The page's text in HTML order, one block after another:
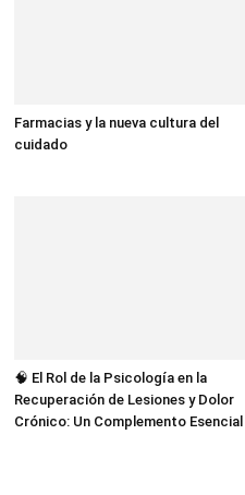
Farmacias y la nueva cultura del
cuidado
🧠 El Rol de la Psicología en la
Recuperación de Lesiones y Dolor
Crónico: Un Complemento Esencial